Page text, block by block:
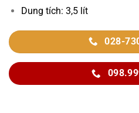
Dung tích: 3,5 lít
028-